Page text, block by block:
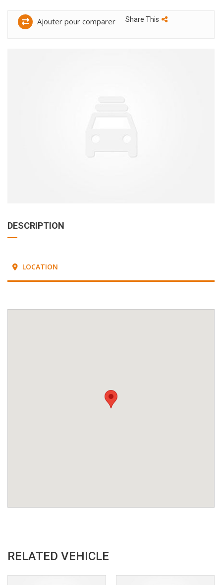
Ajouter pour comparer Share This
DESCRIPTION
LOCATION
RELATED VEHICLE